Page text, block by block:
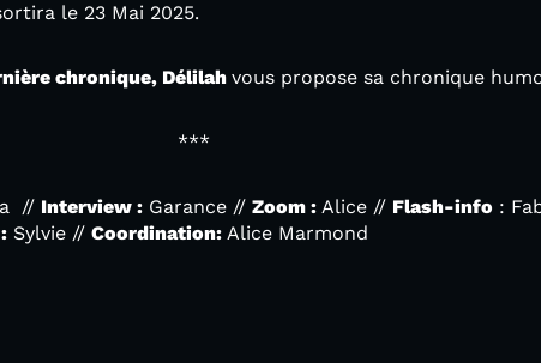
le 23 Mai 2025.
chronique, Délilah vous propose sa chronique
// Interview : Garance // Zoom : Alice // Flash-info :
Sylvie // Coordination: Alice Marmond